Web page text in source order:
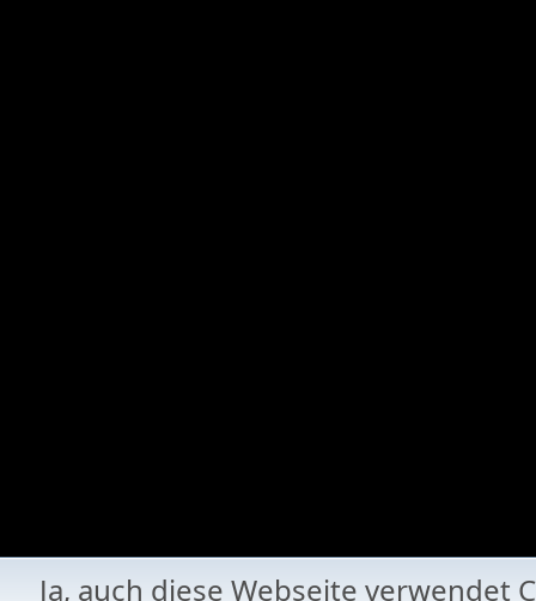
Ja, auch diese Webseite